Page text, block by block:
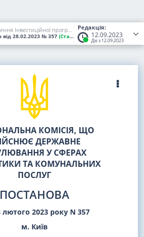
Редакція:
12.09.2023
Діє з 12.09.2023
Про схвалення Інвестиційної програми АТ "ДТЕК ОДЕСЬКІ ЕЛЕКТРОМЕРЕЖІ" на 2023 рік
від 28.02.2023 № 357 (Статус: Чинний)
КОМІСІЯ, ЩО
ДЕРЖАВНЕ
У СФЕРАХ
ТА КОМУНАЛЬНИХ
ПОСЛУГ
ПОСТАНОВА
лютого 2023 року N 357
м. Київ